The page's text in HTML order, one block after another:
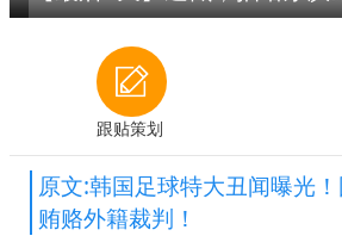
跟贴策划
原文:韩国足球特大丑闻曝光
贿赂外籍裁判！